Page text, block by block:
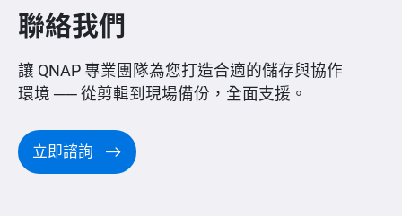
聯絡我們
讓 QNAP 專業團隊為您打造合適的儲存與協作
環境 ── 從剪輯到現場備份，全面支援。
立即諮詢